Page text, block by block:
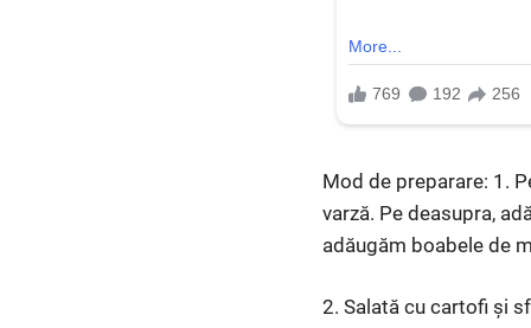
Mod de preparare: 1.
varză. Pe deasupra,
adăugăm boabele de
2. Salată cu cartofi și